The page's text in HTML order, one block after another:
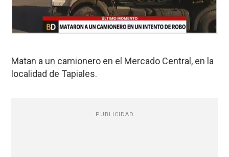
Matan a un camionero en el Mercado Central, en la
localidad de Tapiales.
PUBLICIDAD